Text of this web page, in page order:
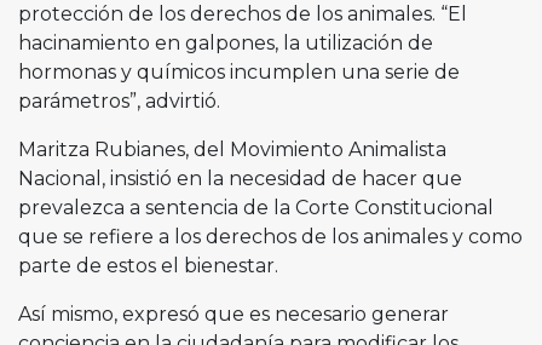
protección de los derechos de los animales. “El
hacinamiento en galpones, la utilización de
hormonas y químicos incumplen una serie de
parámetros”, advirtió.
Maritza Rubianes, del Movimiento Animalista
Nacional, insistió en la necesidad de hacer que
prevalezca a sentencia de la Corte Constitucional
que se refiere a los derechos de los animales y como
parte de estos el bienestar.
Así mismo, expresó que es necesario generar